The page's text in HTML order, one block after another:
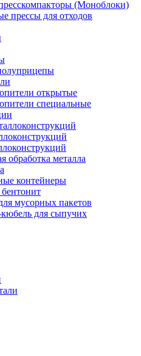
(Моноблоки)
прессы для отходов
открытые
специальные
обработка металла
контейнеры
мусорных пакетов
для сыпучих